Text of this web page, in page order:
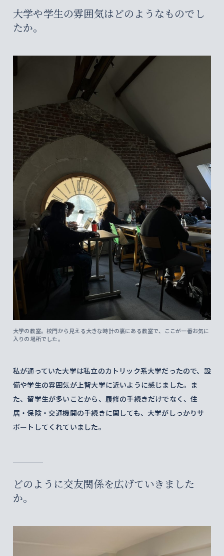
大学や学生の雰囲気はどのようなものでし
たか。
大学の教室。校門から見える大きな時計の裏にある教室で、ここが一番お気に
入りの場所でした。
私が通っていた大学は私立のカトリック系大学だったので、設
備や学生の雰囲気が上智大学に近いように感じました。ま
た、留学生が多いことから、履修の手続きだけでなく、住
居・保険・交通機関の手続きに関しても、大学がしっかりサ
ポートしてくれていました。
どのように交友関係を広げていきました
か。